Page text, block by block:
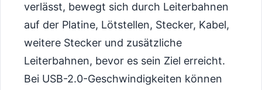
verlässt, bewegt sich durch Leiterbahnen
auf der Platine, Lötstellen, Stecker, Kabel,
weitere Stecker und zusätzliche
Leiterbahnen, bevor es sein Ziel erreicht.
Bei USB-2.0-Geschwindigkeiten können